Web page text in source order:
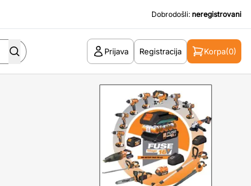
Dobrodošli: neregistrovani
Prijava Registracija Korpa(0)